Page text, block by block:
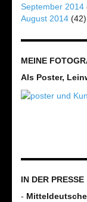
September 2014
August 2014 (42)
MEINE
Als Poster,
IN DER PRESSE
-